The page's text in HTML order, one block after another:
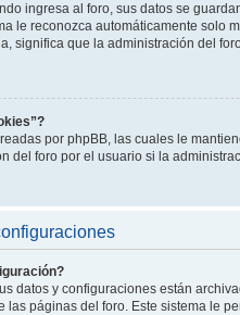
ingresa al foro, sus datos se
le reconozca automáticamente solo
significa que la administración del
por phpBB, las cuales le
del foro por el usuario si la
datos y configuraciones están
las páginas del foro. Este sistema le